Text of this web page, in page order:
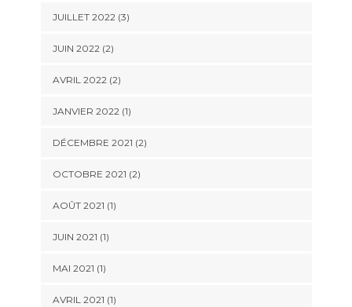
JUILLET 2022(3)
JUIN 2022(2)
AVRIL 2022(2)
JANVIER 2022(1)
DÉCEMBRE 2021 (2)
OCTOBRE 2021 (2)
AOÛT 2021 (1)
JUIN 2021 (1)
MAI 2021 (1)
AVRIL 2021 (1)